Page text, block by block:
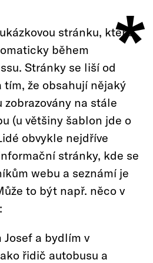
×
#Realizace
#Ocenění *
stránku, která
během
Stránky se liší od
tím, že obsahují nějaký
na stále
(u většiny šablon jde o
obvykle nejdříve
stránky, kde se
webu a seznámí je
to být např. něco v
Josef a bydlím v
řidič autobusu a